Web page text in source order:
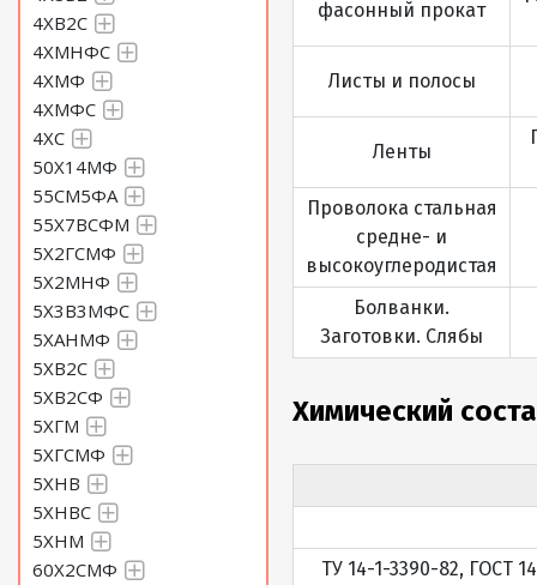
4ХВ2С
4ХМНФС
4ХМФ
4ХМФС
4ХС
50Х14МФ
55СМ5ФА
55Х7ВСФМ
5Х2ГСМФ
5Х2МНФ
5Х3В3МФС
5ХАНМФ
5ХВ2С
5ХВ2СФ
5ХГМ
5ХГСМФ
5ХНВ
5ХНВС
5ХНМ
60Х2СМФ
фасонный прокат
Листы и полосы
Ленты
Проволока стальная
средне- и
высокоуглеродистая
Болванки.
Заготовки. Слябы
Химический
ТУ 14-1-3390-82, ГОСТ